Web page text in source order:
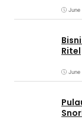
June
Ritel
June